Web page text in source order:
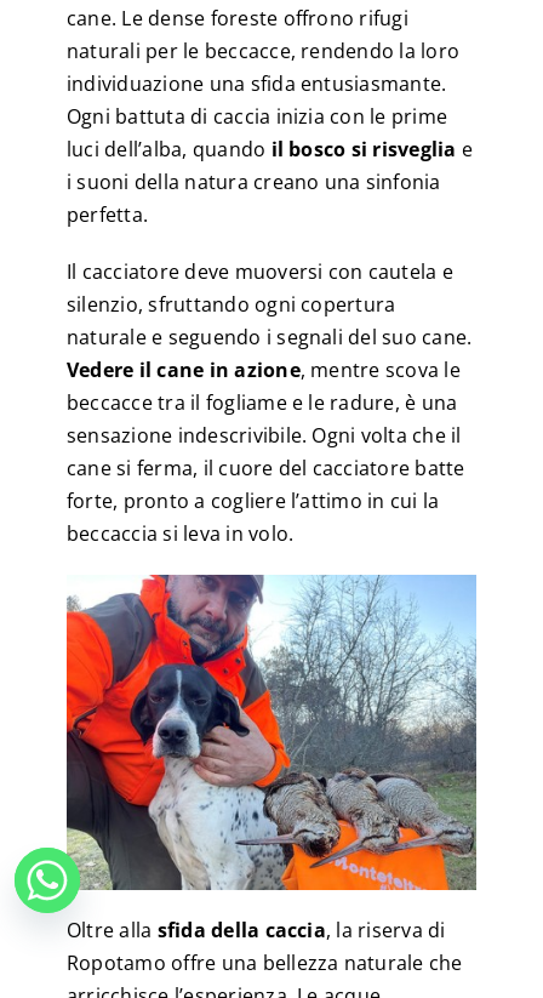
cane. Le dense foreste offrono rifugi
naturali per le beccacce, rendendo la loro
individuazione una sfida entusiasmante.
Ogni battuta di caccia inizia con le prime
luci dell’alba, quando il bosco si risveglia e
i suoni della natura creano una sinfonia
perfetta.
Il cacciatore deve muoversi con cautela e
silenzio, sfruttando ogni copertura
naturale e seguendo i segnali del suo cane.
Vedere il cane in azione, mentre scova le
beccacce tra il fogliame e le radure, è una
sensazione indescrivibile. Ogni volta che il
cane si ferma, il cuore del cacciatore batte
forte, pronto a cogliere l’attimo in cui la
beccaccia si leva in volo.
Oltre alla sfida della caccia, la riserva di
Ropotamo offre una bellezza naturale che